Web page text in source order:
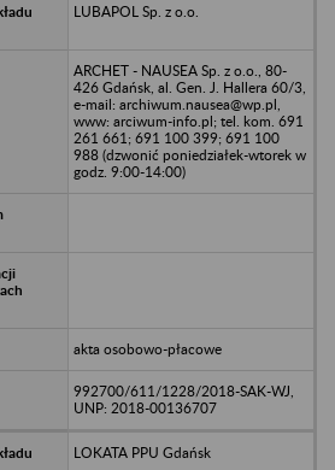
LUBAPOL Sp. z o.o.
ARCHET - NAUSEA Sp. z o.o., 80-
426 Gdańsk, al. Gen. J. Hallera 60/3,
e-mail: archiwum.nausea@wp.pl,
www: arciwum-info.pl; tel. kom. 691
261 661; 691 100 399; 691 100
988 (dzwonić poniedziałek-wtorek w
godz. 9:00-14:00)
akta osobowo-płacowe
992700/611/1228/2018-SAK-WJ,
UNP: 2018-00136707
LOKATA PPU Gdańsk